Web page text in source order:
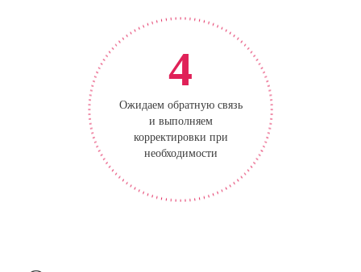
4
Ожидаем обратную связь
и выполняем
корректировки при
необходимости